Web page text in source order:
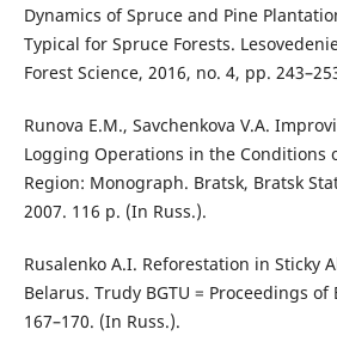
Dynamics of Spruce and Pine
Typical for Spruce Forests.
Forest Science, 2016, no. 4, pp.
Runova E.M., Savchenkova V.A.
Logging Operations in the Conditions
Region: Monograph. Bratsk, Bratsk
2007. 116 p. (In Russ.).
Rusalenko A.I. Reforestation in Sticky
Belarus. Trudy BGTU = Proceedings of
167–170. (In Russ.).